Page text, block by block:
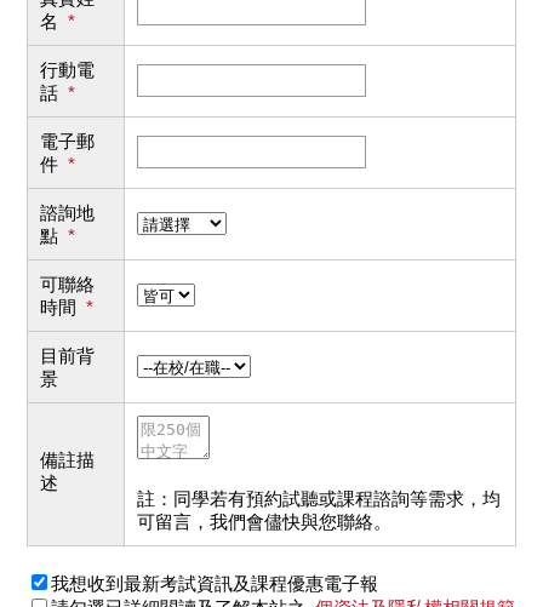
名 *
行動電
話 *
電子郵
件 *
諮詢地
點 *
可聯絡
時間 *
目前背
景
備註描
述
註：同學若有預約試聽或課程諮詢等需求，均
可留言，我們會儘快與您聯絡。
我想收到最新考試資訊及課程優惠電子報